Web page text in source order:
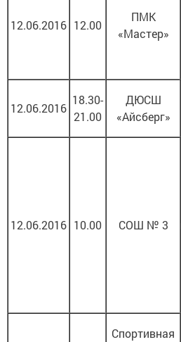
12.06.2016 12.00
ПМК
«Мастер»
12.06.2016
18.30-
21.00
ДЮСШ
«Айсберг»
12.06.2016 10.00 СОШ № 3
Спортивная